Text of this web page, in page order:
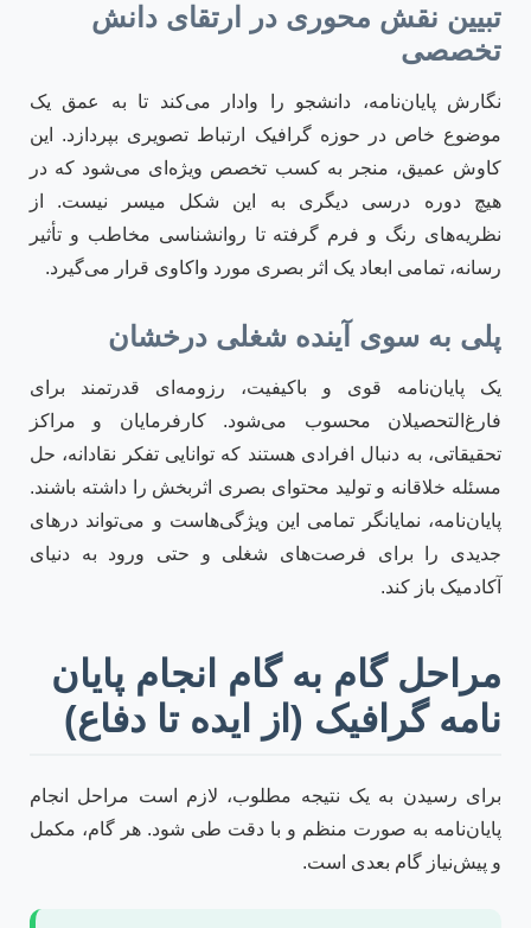
تبیین نقش محوری در ارتقای دانش
تخصصی
نگارش پایان‌نامه، دانشجو را وادار می‌کند تا به عمق یک
موضوع خاص در حوزه گرافیک ارتباط تصویری بپردازد. این
کاوش عمیق، منجر به کسب تخصص ویژه‌ای می‌شود که در
هیچ دوره درسی دیگری به این شکل میسر نیست. از
نظریه‌های رنگ و فرم گرفته تا روانشناسی مخاطب و تأثیر
رسانه، تمامی ابعاد یک اثر بصری مورد واکاوی قرار می‌گیرد.
پلی به سوی آینده شغلی درخشان
یک پایان‌نامه قوی و باکیفیت، رزومه‌ای قدرتمند برای
فارغ‌التحصیلان محسوب می‌شود. کارفرمایان و مراکز
تحقیقاتی، به دنبال افرادی هستند که توانایی تفکر نقادانه، حل
مسئله خلاقانه و تولید محتوای بصری اثربخش را داشته باشند.
پایان‌نامه، نمایانگر تمامی این ویژگی‌هاست و می‌تواند درهای
جدیدی را برای فرصت‌های شغلی و حتی ورود به دنیای
آکادمیک باز کند.
مراحل گام به گام انجام پایان
نامه گرافیک (از ایده تا دفاع)
برای رسیدن به یک نتیجه مطلوب، لازم است مراحل انجام
پایان‌نامه به صورت منظم و با دقت طی شود. هر گام، مکمل
و پیش‌نیاز گام بعدی است.